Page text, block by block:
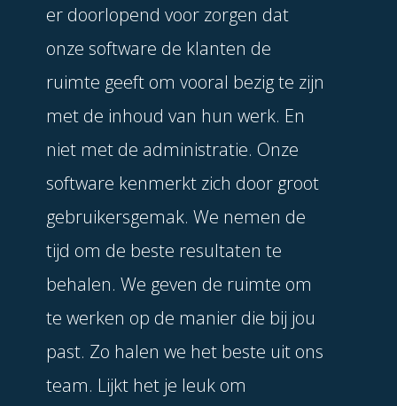
er doorlopend voor zorgen dat
onze software de klanten de
ruimte geeft om vooral bezig te zijn
met de inhoud van hun werk. En
niet met de administratie. Onze
software kenmerkt zich door groot
gebruikersgemak. We nemen de
tijd om de beste resultaten te
behalen. We geven de ruimte om
te werken op de manier die bij jou
past. Zo halen we het beste uit ons
team. Lijkt het je leuk om